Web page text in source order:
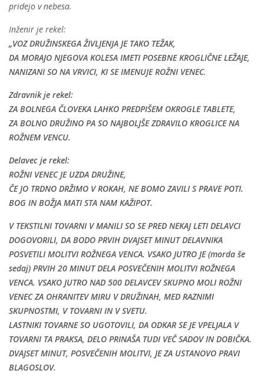
pridejo v nebesa.
Inženir je rekel:
„VOZ DRUŽINSKEGA ŽIVLJENJA JE TAKO TEŽAK,
DA MORAJO NJEGOVA KOLESA IMETI POSEBNE KROGLIČNE LEŽAJE,
NANIZANI SO NA VRVICI, KI SE IMENUJE ROŽNI VENEC.
Zdravnik je rekel:
ZA BOLNEGA ČLOVEKA LAHKO PREDPIŠEM OKROGLE TABLETE,
ZA BOLNO DRUŽINO PA SO NAJBOLJŠE ZDRAVILO KROGLICE NA
ROŽNEM VENCU.
Delavec je rekel:
ROŽNI VENEC JE UZDA DRUŽINE,
ČE JO TRDNO DRŽIMO V ROKAH, NE BOMO ZAVILI S PRAVE POTI.
BOG IN BOŽJA MATI STA NAM KAŽIPOT.
V TEKSTILNI TOVARNI V MANILI SO SE PRED NEKAJ LETI DELAVCI
DOGOVORILI, DA BODO PRVIH DVAJSET MINUT DELAVNIKA
POSVETILI MOLITVI ROŽNEGA VENCA. VSAKO JUTRO JE (morda še
sedaj) PRVIH 20 MINUT DELA POSVEČENIH MOLITVI ROŽNEGA
VENCA. VSAKO JUTRO NAD 500 DELAVCEV SKUPNO MOLI ROŽNI
VENEC ZA OHRANITEV MIRU V DRUŽINAH, MED RAZNIMI
SKUPNOSTMI, V TOVARNI IN V SVETU.
LASTNIKI TOVARNE SO UGOTOVILI, DA ODKAR SE JE VPELJALA V
TOVARNI TA PRAKSA, DELO PRINAŠA TUDI VEČ SADOV IN DOBIČKA.
DVAJSET MINUT, POSVEČENIH MOLITVI, JE ZA USTANOVO PRAVI
BLAGOSLOV.